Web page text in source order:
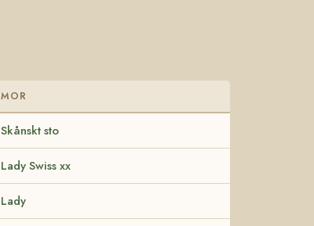
MOR
Skånskt sto
Lady Swiss xx
Lady